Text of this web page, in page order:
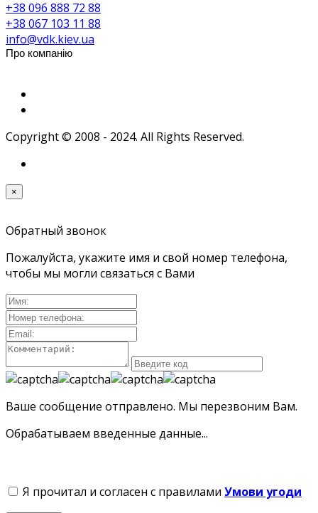
+38 096 888 72 88
+38 067 103 11 88
info@vdk.kiev.ua
Про компанію
Copyright © 2008 - 2024. All Rights Reserved.
×
Обратный звонок
Пожалуйста, укажите имя и свой номер телефона,
чтобы мы могли связаться с Вами
Ваше сообщение отправлено. Мы перезвоним Вам.
Обрабатываем введенные данные...
Я прочитал и согласен с правилами Умови угоди